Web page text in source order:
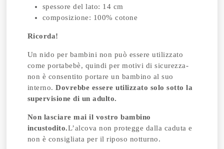
spessore del lato: 14 cm
composizione: 100% cotone
Ricorda!
Un nido per bambini non può essere utilizzato
come portabebè, quindi per motivi di sicurezza-
non è consentito portare un bambino al suo
interno. Dovrebbe essere utilizzato solo sotto la
supervisione di un adulto.
Non lasciare mai il vostro bambino
incustodito.L’alcova non protegge dalla caduta e
non è consigliata per il riposo notturno.